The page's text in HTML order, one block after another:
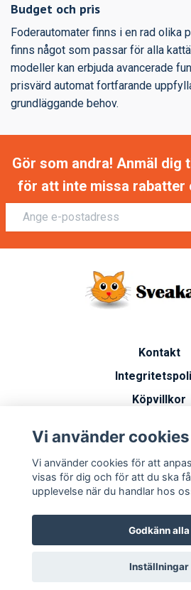
Budget och pris
Foderautomater finns i en rad olika
finns något som passar för alla
modeller kan erbjuda avancerade
prisvärd automat fortfarande
grundläggande behov.
Gör som andra! Anmäl dig
för att inte missa rabatter
Kontakt
Köpvillkor
Vanliga frågor
Miljöarbete
Vi använder cookies
Vi använder cookies för att
visas för dig och för att du ska
upplevelse när du handlar hos
Godkänn alla
Inställningar